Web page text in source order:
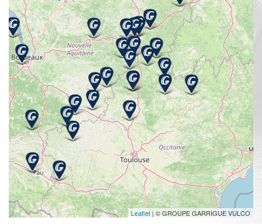
Leaflet | © GROUPE GARRIGUE VULCO